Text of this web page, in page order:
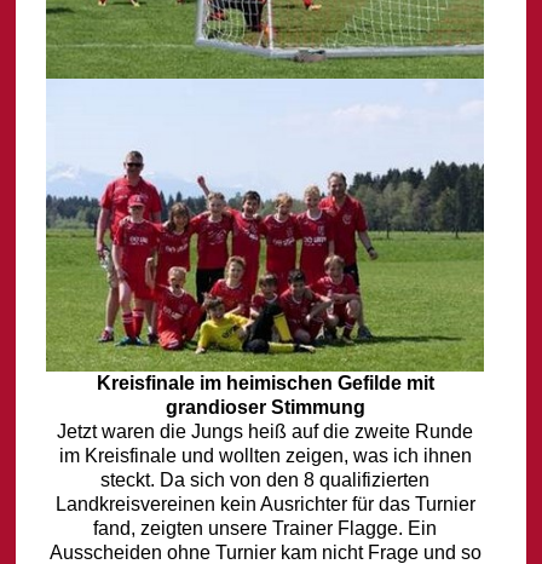
Kreisfinale im heimischen Gefilde mit
grandioser Stimmung
Jetzt waren die Jungs heiß auf die zweite Runde
im Kreisfinale und wollten zeigen, was ich ihnen
steckt. Da sich von den 8 qualifizierten
Landkreisvereinen kein Ausrichter für das Turnier
fand, zeigten unsere Trainer Flagge. Ein
Ausscheiden ohne Turnier kam nicht Frage und so